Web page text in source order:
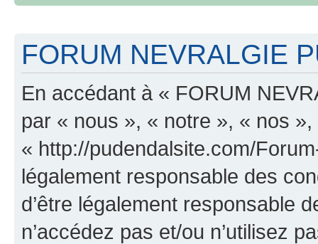
FORUM NEVRALGIE
En accédant à « FORUM
par « nous », « notre », « nos
« http://pudendalsite.com/
légalement responsable des
d’être légalement responsable
n’accédez pas et/ou n’utilisez